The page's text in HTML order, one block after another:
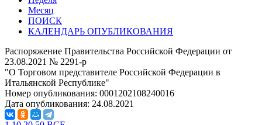
Месяц
ПОИСК
КАЛЕНДАРЬ ОПУБЛИКОВАНИЯ
Распоряжение Правительства Российской Федерации от
23.08.2021 № 2291-р
"О Торговом представителе Российской Федерации в
Итальянской Республике"
Номер опубликования: 0001202108240016
Дата опубликования: 24.08.2021